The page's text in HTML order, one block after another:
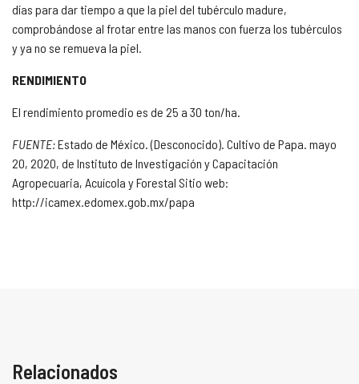
días para dar tiempo a que la piel del tubérculo madure,
comprobándose al frotar entre las manos con fuerza los tubérculos
y ya no se remueva la piel.
RENDIMIENTO
El rendimiento promedio es de 25 a 30 ton/ha.
FUENTE:Estado de México. (Desconocido). Cultivo de Papa. mayo
20, 2020, de Instituto de Investigación y Capacitación
Agropecuaria, Acuícola y Forestal Sitio web:
http://icamex.edomex.gob.mx/papa
Relacionados